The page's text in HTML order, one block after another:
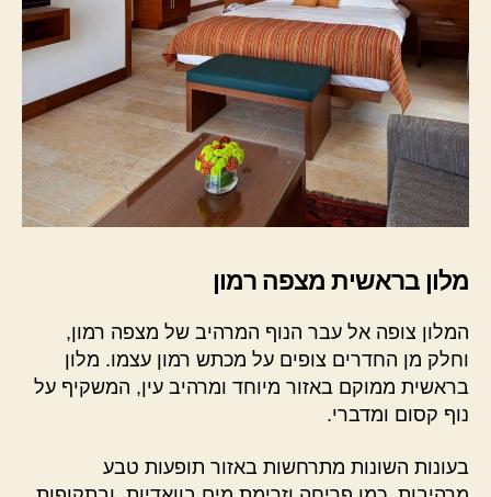
מלון בראשית מצפה רמון
המלון צופה אל עבר הנוף המרהיב של מצפה רמון,
וחלק מן החדרים צופים על מכתש רמון עצמו. מלון
בראשית ממוקם באזור מיוחד ומרהיב עין, המשקיף על
נוף קסום ומדברי.
בעונות השונות מתרחשות באזור תופעות טבע